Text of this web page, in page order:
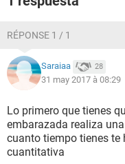
RÉPONSE 1 / 1
Saraiaa 28
31 may 2017 à 08:29
Lo primero que tienes
embarazada realiza
cuanto tiempo tienes te
cuantitativa